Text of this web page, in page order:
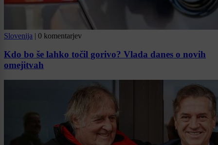
Slovenija | 0 komentarjev
Kdo bo še lahko točil gorivo? Vlada danes o novih
omejitvah